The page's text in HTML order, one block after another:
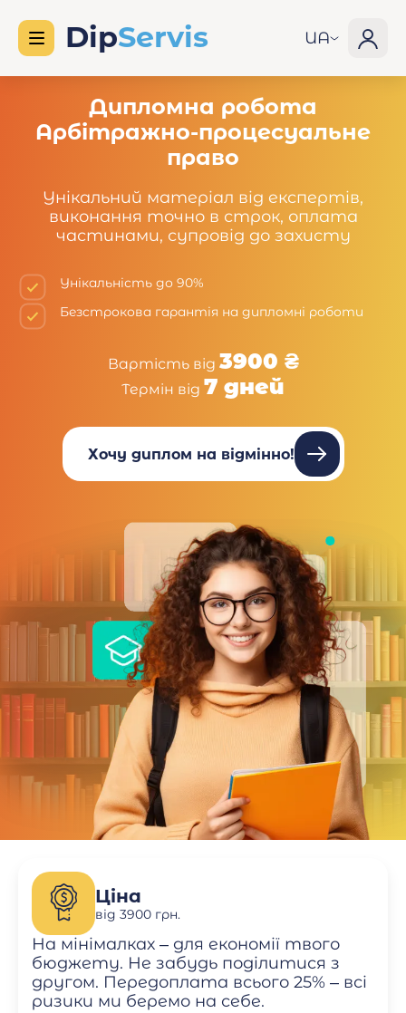
UA
Дипломна робота
Арбітражно-процесуальне
право
Унікальний матеріал від експертів,
виконання точно в строк, оплата
частинами, супровід до захисту
Унікальність до 90%
Безстрокова гарантія на дипломні роботи
Вартість від 3900 ₴
Термін від 7 дней
Хочу диплом на відмінно!
Ціна
від 3900 грн.
На мінімалках – для економії твого
бюджету. Не забудь поділитися з
другом. Передоплата всього 25% – всі
ризики ми беремо на себе.